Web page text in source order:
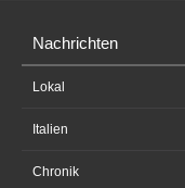
Nachrichten
Lokal
Italien
Chronik